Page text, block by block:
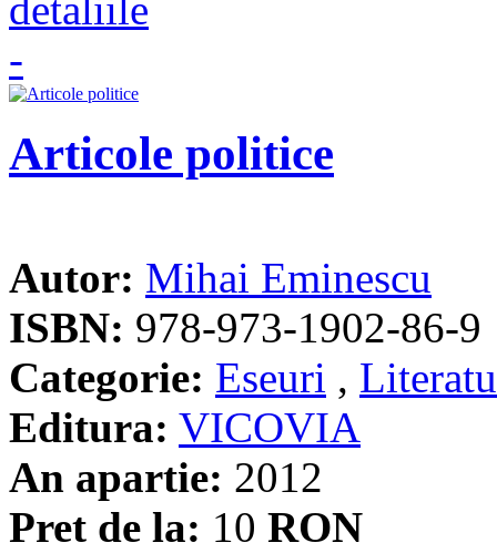
Articole politice
Autor: Mihai Eminescu
ISBN: 978-973-1902-86-9
Categorie: Eseuri ,
Editura: VICOVIA
An apartie: 2012
Pret de la: 10 RON